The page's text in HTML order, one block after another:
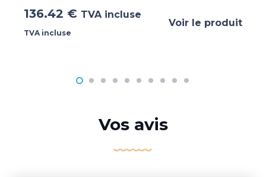
136.42 € TVA incluse
TVA incluse
Voir le produit
Vos avis